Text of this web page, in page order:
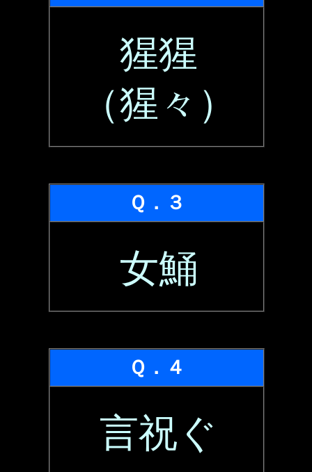
猩猩
（猩々）
Ｑ．３
女鯒
Ｑ．４
言祝ぐ